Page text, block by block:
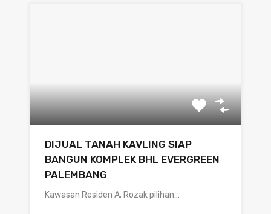
DIJUAL TANAH KAVLING SIAP
BANGUN KOMPLEK BHL EVERGREEN
PALEMBANG
Kawasan Residen A. Rozak pilihan…